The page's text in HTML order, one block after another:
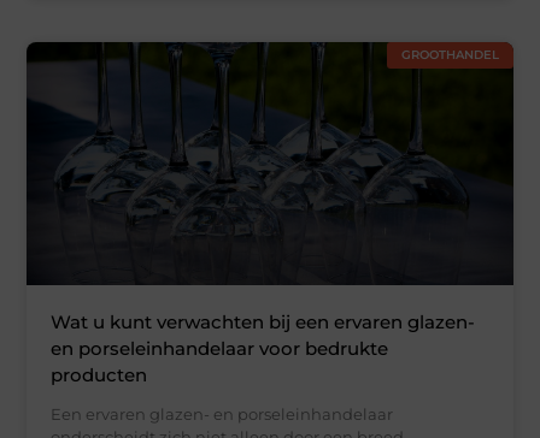
GROOTHANDEL
Wat u kunt verwachten bij een ervaren glazen-
en porseleinhandelaar voor bedrukte
producten
Een ervaren glazen- en porseleinhandelaar